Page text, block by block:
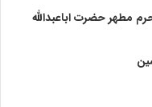
مطهر حضرت اباعبدالله